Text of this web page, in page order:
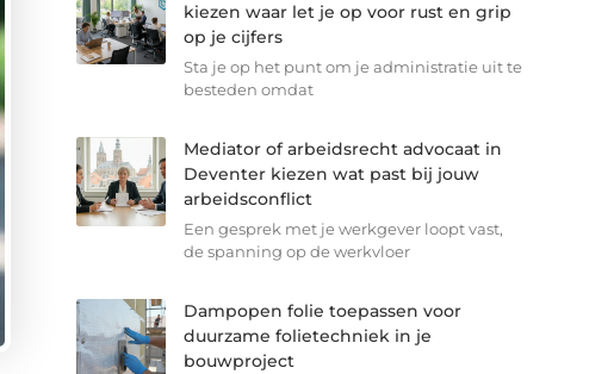
kiezen waar let je op voor rust en grip
op je cijfers
Sta je op het punt om je administratie uit te
besteden omdat
Mediator of arbeidsrecht advocaat in
Deventer kiezen wat past bij jouw
arbeidsconflict
Een gesprek met je werkgever loopt vast,
de spanning op de werkvloer
Dampopen folie toepassen voor
duurzame folietechniek in je
bouwproject